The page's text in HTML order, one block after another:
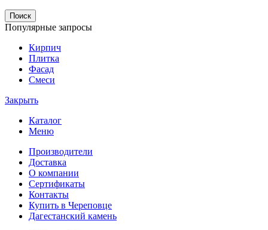
Поиск
Популярные запросы
Кирпич
Плитка
Фасад
Смеси
Закрыть
Каталог
Меню
Производители
Доставка
О компании
Сертификаты
Контакты
Купить в Череповце
Дагестанский камень